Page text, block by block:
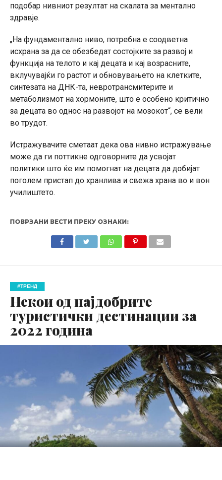
подобар нивниот резултат на скалата за ментално
здравје.
„На фундаментално ниво, потребна е соодветна
исхрана за да се обезбедат состојките за развој и
функција на телото и кај децата и кај возрасните,
вклучувајќи го растот и обновувањето на клетките,
синтезата на ДНК-та, невротрансмитерите и
метаболизмот на хормоните, што е особено критично
за децата во однос на развојот на мозокот“, се вели
во трудот.
Истражувачите сметаат дека ова нивно истражување
може да ги поттикне одговорните да усвојат
политики што ќе им помогнат на децата да добијат
поголем пристап до хранлива и свежа храна во и вон
училиштето.
ПОВРЗАНИ ВЕСТИ ПРЕКУ ОЗНАКИ:
#ТРЕНД
Некои од најдобрите
туристички дестинации за
2022 година